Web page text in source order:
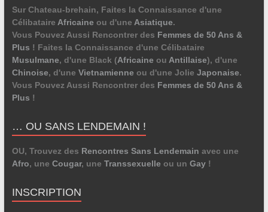
Sur Chateau-brehain, Faites la Connaissance d'une
Célibataire Africaine ou d'une Asiatique.
Vous Pouvez Aussi Rencontrer des Femmes de 50 Ans &
Plus ! Faites la Connaissance d'une Célibataire
Musulmane, d'une Black (Africaine ou Antillaise), d'une
Chinoise, d'une Vietnamienne ou d'une Jolie Japonaise.
Vous Pouvez Aussi Rencontrer des Femmes de 50 Ans &
Plus !
… OU SANS LENDEMAIN !
OU, Trouvez des Rencontres Sans Lendemain avec une
Afro, une Cougar, une Transsexuelle ou un Gay!
INSCRIPTION